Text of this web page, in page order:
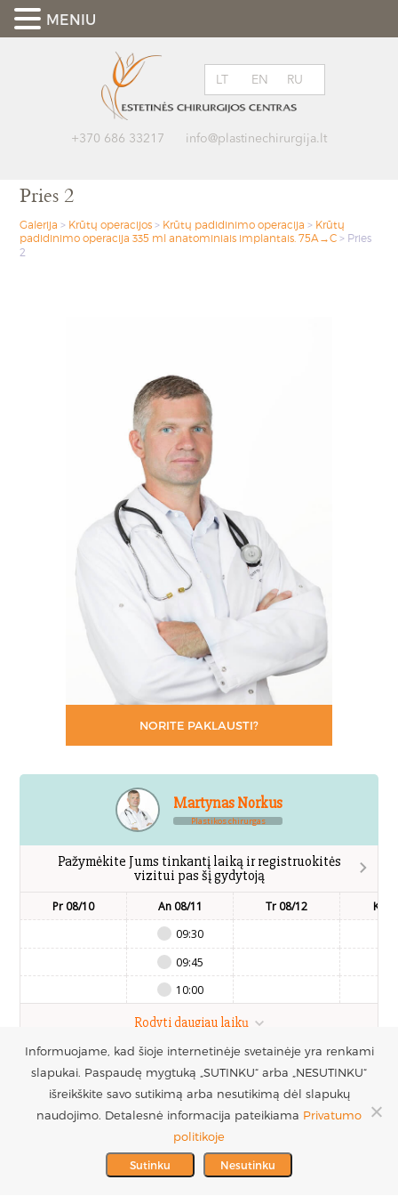
+370 686 33217 info@plastinechirurgija.lt
LT EN RU
Pries 2
Galerija > Krūtų operacijos > Krūtų padidinimo operacija > Krūtų
padidinimo operacija 335 ml anatominiais implantais. 75A→C > Pries
2
NORITE PAKLAUSTI?
Martynas Norkus
Plastikos chirurgas
Pažymėkite Jums tinkantį laiką ir registruokitės
vizitui pas šį gydytoją
Pr 08/10
An 08/11
09:30
09:45
10:00
Tr 08/12 Kt
Rodyti daugiau laikų
Registruotis vizitui
PARTNERIAI >
MES REMIAME >
UAB Estetinės
chirurgijos centras
Į.k. 300016228
PVM mokėtojo kodas
LT100005717312
+370 686 33217
info@plastinechirurgija.lt
MENIU
Informuojame, kad šioje internetinėje svetainėje yra renkami
slapukai. Paspaudę mygtuką „SUTINKU“ arba „NESUTINKU“
išreikškite savo sutikimą arba nesutikimą dėl slapukų
naudojimo. Detalesnė informacija pateikiama Privatumo
politikoje
Sutinku Nesutinku